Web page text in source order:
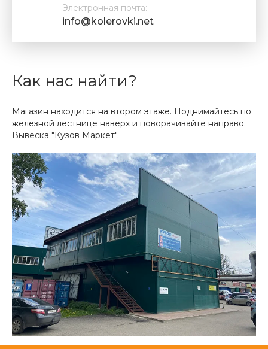
Электронная почта:
info@kolerovki.net
Как нас найти?
Магазин находится на втором этаже. Поднимайтесь по
железной лестнице наверх и поворачивайте направо.
Вывеска "Кузов Маркет".